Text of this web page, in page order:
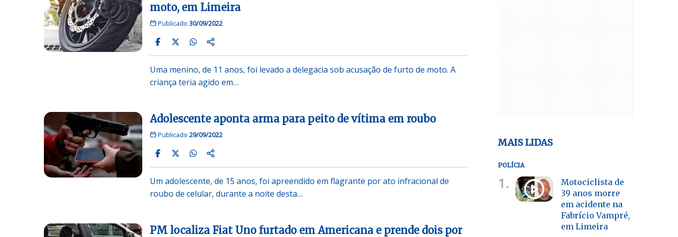
moto, em Limeira
Publicado 30/09/2022
Uma menino, de 11 anos, foi levado a delegacia sob acusação de furto de moto. A
criança teria agido em…
Adolescente aponta arma para peito de vítima em roubo
Publicado 29/09/2022
Um adolescente, de 15 anos, foi apreendido em flagrante por ato infracional de
roubo de celular, durante a noite desta…
PM localiza Fiat Uno furtado em Americana e prende dois por
MAIS LIDAS
POLÍCIA
1.
Motociclista de
39 anos morre
em acidente na
Fabrício Vampré,
em Limeira